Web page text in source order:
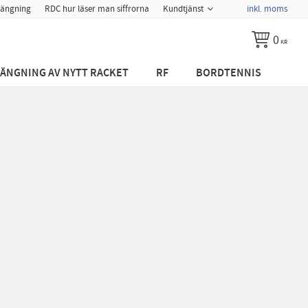
RDC hur läser man siffrorna Kundtjänst inkl. moms
0KR
AV NYTT RACKET RF BORDTENNIS